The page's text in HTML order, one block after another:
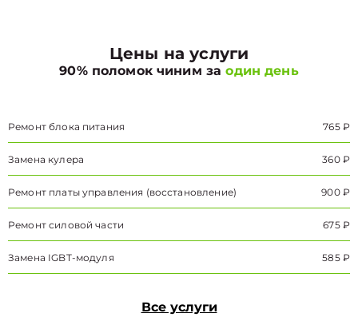
Цены на услуги
90% поломок чиним заодин день
Ремонт блока питания 765 ₽
Замена кулера 360 ₽
Ремонт платы управления (восстановление) 900 ₽
Ремонт силовой части 675 ₽
Замена IGBT-модуля 585 ₽
Все услуги